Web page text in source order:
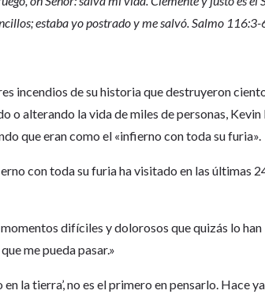
estaba yo postrado y me salvó. Salmo 116:3-
incendios de su historia que destruyeron
o alterando la vida de miles de personas, Kevin
que eran como el «infierno con toda su furia».
con toda su furia ha visitado en las últimas
difíciles y dolorosos que quizás lo han
me pueda pasar.»
la tierra’, no es el primero en pensarlo. Hace